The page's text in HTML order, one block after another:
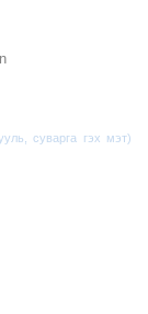
суварга гэх мэт)